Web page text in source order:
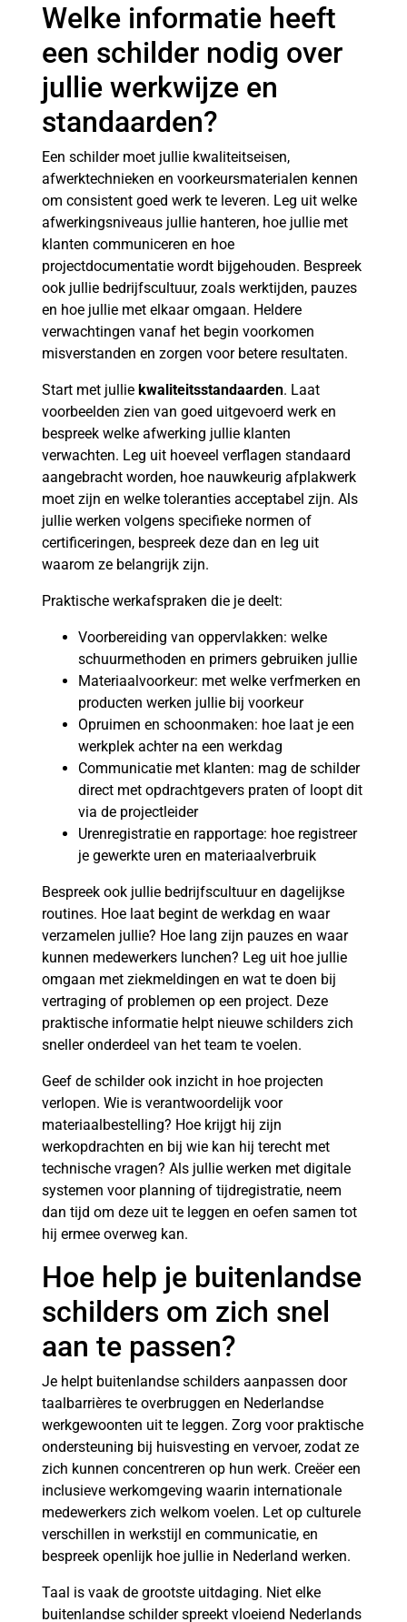
Welke informatie heeft
een schilder nodig over
jullie werkwijze en
standaarden?
Een schilder moet jullie kwaliteitseisen,
afwerktechnieken en voorkeursmaterialen kennen
om consistent goed werk te leveren. Leg uit welke
afwerkingsniveaus jullie hanteren, hoe jullie met
klanten communiceren en hoe
projectdocumentatie wordt bijgehouden. Bespreek
ook jullie bedrijfscultuur, zoals werktijden, pauzes
en hoe jullie met elkaar omgaan. Heldere
verwachtingen vanaf het begin voorkomen
misverstanden en zorgen voor betere resultaten.
Start met jullie kwaliteitsstandaarden. Laat
voorbeelden zien van goed uitgevoerd werk en
bespreek welke afwerking jullie klanten
verwachten. Leg uit hoeveel verflagen standaard
aangebracht worden, hoe nauwkeurig afplakwerk
moet zijn en welke toleranties acceptabel zijn. Als
jullie werken volgens specifieke normen of
certificeringen, bespreek deze dan en leg uit
waarom ze belangrijk zijn.
Praktische werkafspraken die je deelt:
Voorbereiding van oppervlakken: welke
schuurmethoden en primers gebruiken jullie
Materiaalvoorkeur: met welke verfmerken en
producten werken jullie bij voorkeur
Opruimen en schoonmaken: hoe laat je een
werkplek achter na een werkdag
Communicatie met klanten: mag de schilder
direct met opdrachtgevers praten of loopt dit
via de projectleider
Urenregistratie en rapportage: hoe registreer
je gewerkte uren en materiaalverbruik
Bespreek ook jullie bedrijfscultuur en dagelijkse
routines. Hoe laat begint de werkdag en waar
verzamelen jullie? Hoe lang zijn pauzes en waar
kunnen medewerkers lunchen? Leg uit hoe jullie
omgaan met ziekmeldingen en wat te doen bij
vertraging of problemen op een project. Deze
praktische informatie helpt nieuwe schilders zich
sneller onderdeel van het team te voelen.
Geef de schilder ook inzicht in hoe projecten
verlopen. Wie is verantwoordelijk voor
materiaalbestelling? Hoe krijgt hij zijn
werkopdrachten en bij wie kan hij terecht met
technische vragen? Als jullie werken met digitale
systemen voor planning of tijdregistratie, neem
dan tijd om deze uit te leggen en oefen samen tot
hij ermee overweg kan.
Hoe help je buitenlandse
schilders om zich snel
aan te passen?
Je helpt buitenlandse schilders aanpassen door
taalbarrières te overbruggen en Nederlandse
werkgewoonten uit te leggen. Zorg voor praktische
ondersteuning bij huisvesting en vervoer, zodat ze
zich kunnen concentreren op hun werk. Creëer een
inclusieve werkomgeving waarin internationale
medewerkers zich welkom voelen. Let op culturele
verschillen in werkstijl en communicatie, en
bespreek openlijk hoe jullie in Nederland werken.
Taal is vaak de grootste uitdaging. Niet elke
buitenlandse schilder spreekt vloeiend Nederlands